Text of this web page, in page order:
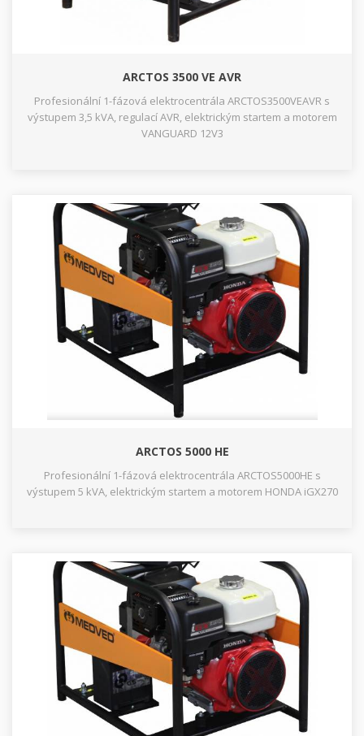
ARCTOS 3500 VE AVR
Profesionální 1-fázová elektrocentrála ARCTOS3500VEAVR s
výstupem 3,5 kVA, regulací AVR, elektrickým startem a motorem
VANGUARD 12V3
ARCTOS 5000 HE
Profesionální 1-fázová elektrocentrála ARCTOS5000HE s
výstupem 5 kVA, elektrickým startem a motorem HONDA iGX270